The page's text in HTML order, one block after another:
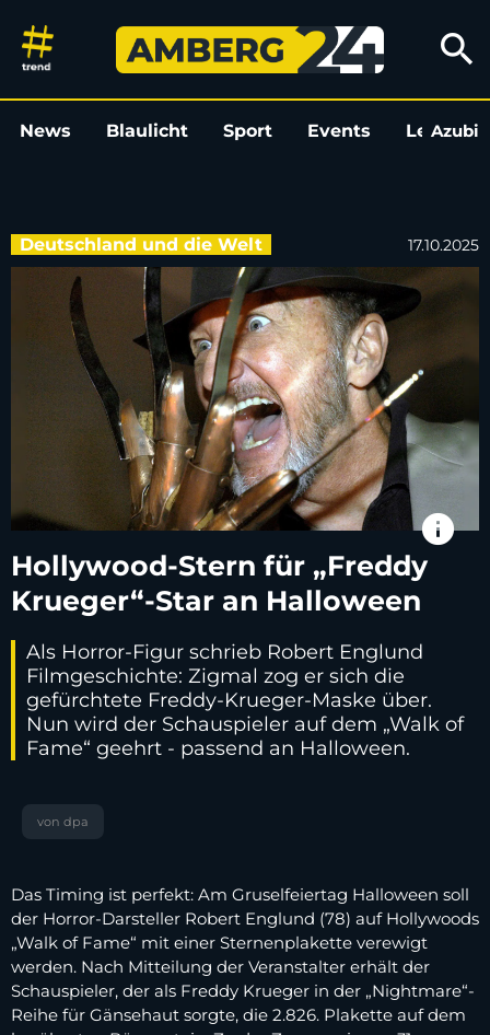
Hollywood-Stern für „Freddy
search
News Blaulicht Sport Events LeoAzubi
Deutschland und die Welt 17.10.2025
info
Hollywood-Stern für „Freddy
Krueger“-Star an Halloween
Als Horror-Figur schrieb Robert Englund
Filmgeschichte: Zigmal zog er sich die
gefürchtete Freddy-Krueger-Maske über.
Nun wird der Schauspieler auf dem „Walk of
Fame“ geehrt - passend an Halloween.
von dpa
Das Timing ist perfekt: Am Gruselfeiertag Halloween soll
der Horror-Darsteller Robert Englund (78) auf Hollywoods
„Walk of Fame“ mit einer Sternenplakette verewigt
werden. Nach Mitteilung der Veranstalter erhält der
Schauspieler, der als Freddy Krueger in der „Nightmare“-
Reihe für Gänsehaut sorgte, die 2.826. Plakette auf dem